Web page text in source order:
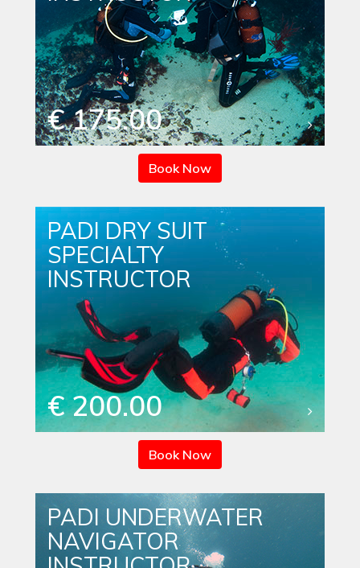
€ 175.00
Book Now
PADI DRY SUIT
SPECIALTY
INSTRUCTOR
€ 200.00
Book Now
PADI UNDERWATER
NAVIGATOR